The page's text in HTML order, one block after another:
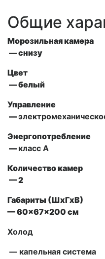
Общие
Морозильная камера
— снизу
Цвет
— белый
Управление
—
Энергопотребление
— класс A
Количество камер
— 2
Габариты (ШxГxВ)
— 60x67x200 см
Холод
— капельная система